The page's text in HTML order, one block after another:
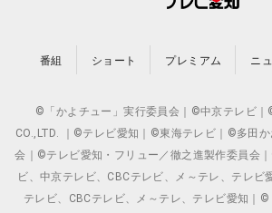
番組 ショート プレミアム ニ
©「かよチュー」実行委員会｜©中京テレビ｜
CO.,LTD. ｜©テレビ愛知｜©東海テレビ｜©多田
会｜©テレビ愛知・フリュー／徹之進製作委員会
ビ、中京テレビ、CBCテレビ、メ～テレ、テレビ
テレビ、CBCテレビ、メ～テレ、テレビ愛知｜